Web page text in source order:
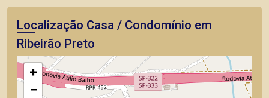
Localização Casa / Condomínio em
Ribeirão Preto
+
−